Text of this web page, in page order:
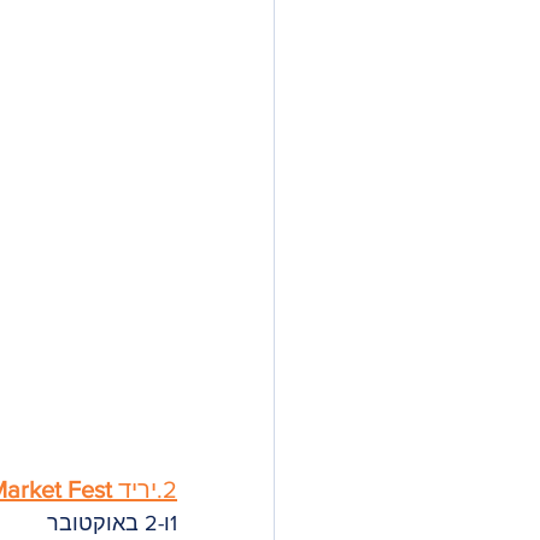
2.יריד Fest
1ו-2 באוקטובר